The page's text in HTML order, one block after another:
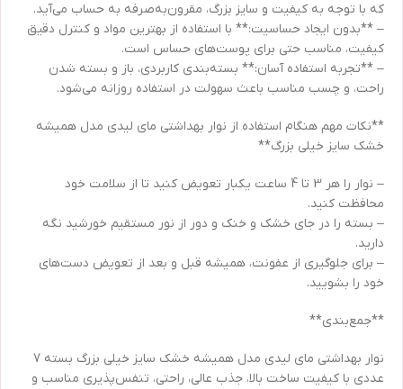
که با توجه به کیفیت و سایز بزرگ، مقرون‌به‌صرفه به حساب می‌آید.
– **بدون ایجاد حساسیت:** با استفاده از بهترین مواد و کنترل دقیق
کیفیت، مناسب حتی برای پوست‌های حساس است.
– **تجربه استفاده آسان:** بسته‌بندی کاربردی، باز و بسته شدن
راحت، و چسب مناسب باعث سهولت در استفاده روزانه می‌شود.
**نکات مهم هنگام استفاده از نوار بهداشتی مای لیدی مدل همیشه
خشک سایز خیلی بزرگ**
– نوار را هر 3 تا 4 ساعت یکبار تعویض کنید تا از سلامت خود
محافظت کنید.
– بسته را در جای خشک و خنک و دور از نور مستقیم خورشید نگه
دارید.
– برای جلوگیری از عفونت، همیشه قبل و بعد از تعویض دست‌های
خود را بشویید.
**جمع‌بندی**
نوار بهداشتی مای لیدی مدل همیشه خشک سایز خیلی بزرگ بسته 7
عددی با کیفیت ساخت بالا، جذب عالی، راحتی، تنفس‌پذیری مناسب و